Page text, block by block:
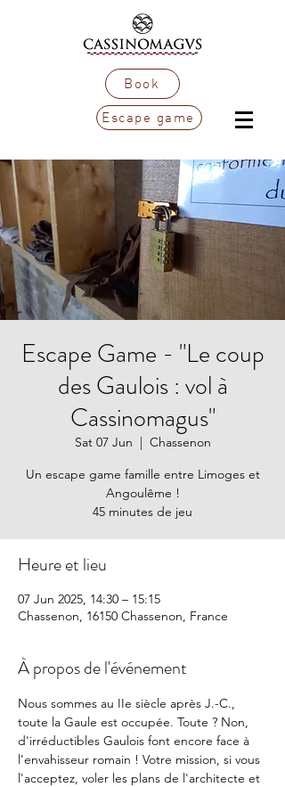
Book
Escape game
Escape Game - "Le coup
des Gaulois : vol à
Cassinomagus"
Sat 07 Jun
  |
Chassenon
Un escape game famille entre Limoges et
Angoulême !
45 minutes de jeu
Heure et lieu
07 Jun 2025, 14:30 – 15:15
Chassenon, 16150 Chassenon, France
À propos de l'événement
Nous sommes au IIe siècle après J.-C.,
toute la Gaule est occupée. Toute ? Non,
d'irréductibles Gaulois font encore face à
l'envahisseur romain ! Votre mission, si vous
l'acceptez, voler les plans de l'architecte et